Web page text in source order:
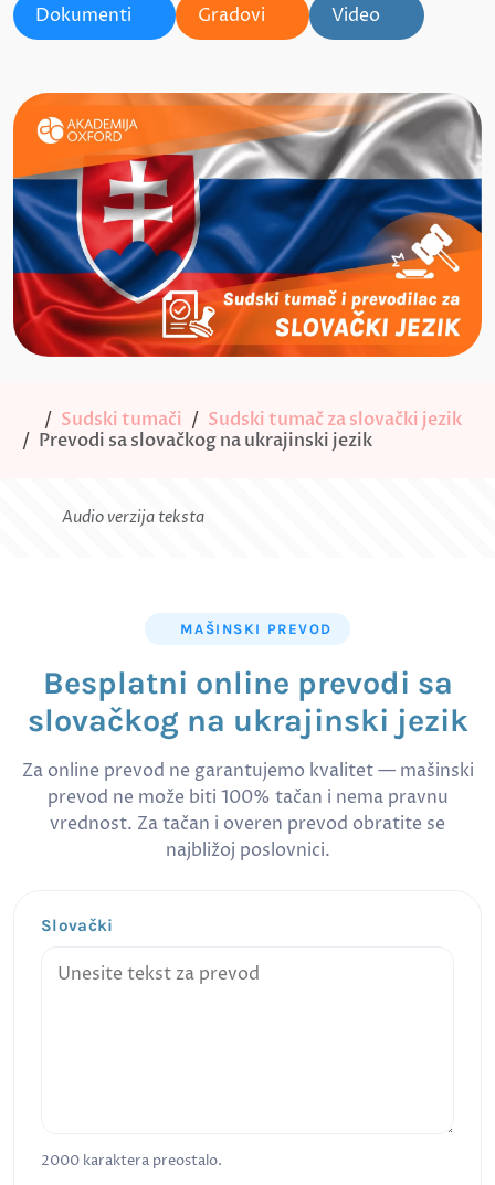
Dokumenti
Gradovi Video
Sudski tumači
Sudski tumač za slovački jezik
Prevodi sa slovačkog na ukrajinski jezik
Audio verzija teksta
MAŠINSKI PREVOD
Besplatni online prevodi sa
slovačkog na ukrajinski jezik
Za online prevod ne garantujemo kvalitet — mašinski
prevod ne može biti 100% tačan i nema pravnu
vrednost. Za tačan i overen prevod obratite se
najbližoj poslovnici.
Slovački
2000 karaktera preostalo.